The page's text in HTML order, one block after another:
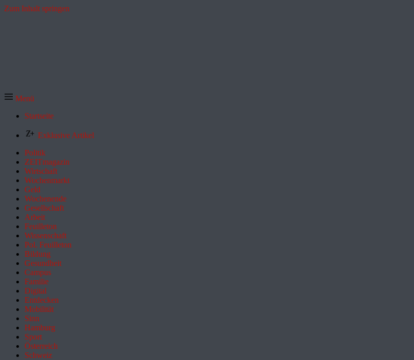
Zum Inhalt springen
Menü
Startseite
Exklusive Artikel
Politik
ZEITmagazin
Wirtschaft
Wochenmarkt
Geld
Wochenende
Gesellschaft
Arbeit
Feuilleton
Wissenschaft
Pol. Feuilleton
Bildung
Gesundheit
Campus
Familie
Digital
Entdecken
Mobilität
Sinn
Hamburg
Sport
Österreich
Schweiz